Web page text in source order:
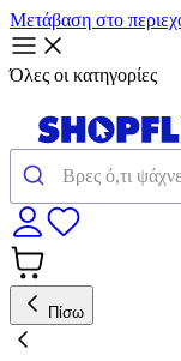
Μετάβαση στο
Όλες οι κατηγορίες
Πίσω